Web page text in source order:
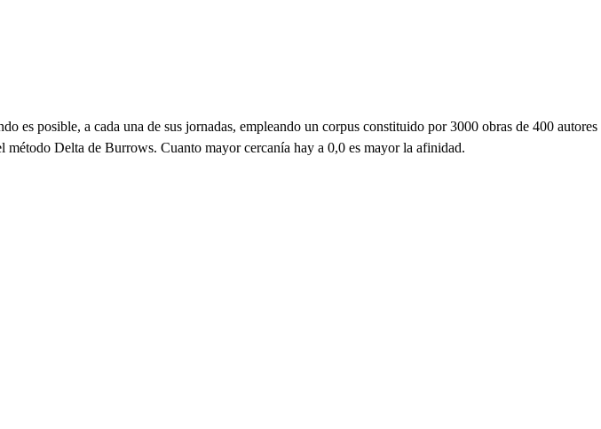
es posible, a cada una de sus jornadas, empleando un corpus constituido por 3000 obras de 400 autores
método Delta de Burrows. Cuanto mayor cercanía hay a 0,0 es mayor la afinidad.